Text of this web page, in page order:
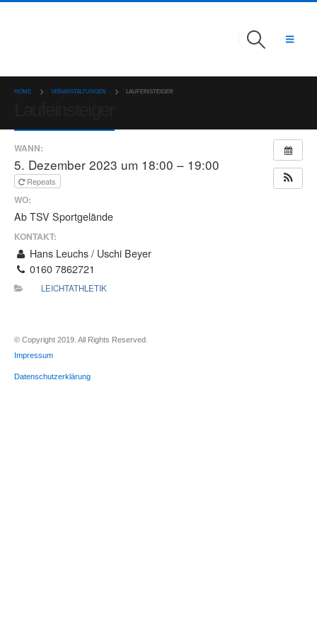
HOME VERANSTALTUNGEN LAUFEINSTEIGER
WANN:
5. Dezember 2023 um 18:00 – 19:00
Repeats
WO:
Ab TSV Sportgelände
KONTAKT:
Hans Leuchs / Uschi Beyer
0160 7862721
LEICHTATHLETIK
© Copyright 2019. All Rights Reserved.
Impressum
Datenschutzerklärung